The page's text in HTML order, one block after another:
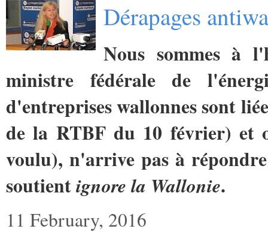
Dérapages
Nous sommes à
ministre fédérale de
d'entreprises wallonnes sont
de la RTBF du 10 février) et
voulu), n'arrive pas à
soutientignore la Wallonie.
11 February, 2016